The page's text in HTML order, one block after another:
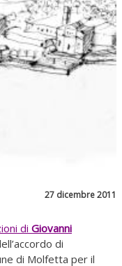
27 dicembre 2011
di Giovanni
di
di Molfetta per il